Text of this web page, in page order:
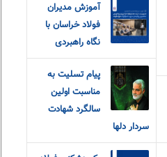
آموزش مدیران
فولاد خراسان با
نگاه راهبردی
پیام تسلیت به
مناسبت اولین
سالگرد شهادت
سردار دلها